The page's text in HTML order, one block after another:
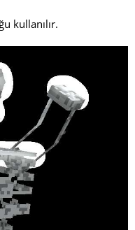
kullanılır.